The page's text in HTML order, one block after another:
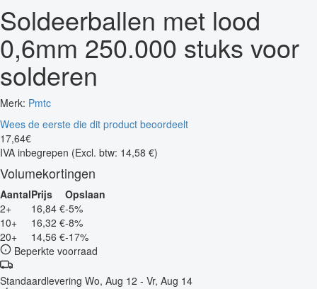
Soldeerballen met lood
0,6mm 250.000 stuks voor
solderen
Merk: Pmtc
Wees de eerste die dit product beoordeelt
17,64€
IVA inbegrepen (Excl. btw: 14,58 €)
Volumekortingen
AantalPrijs
Opslaan
2+
16,84 €-5%
10+
16,32 €-8%
20+
14,56 €-17%
Beperkte voorraad
Standaardlevering Wo, Aug 12 - Vr, Aug 14